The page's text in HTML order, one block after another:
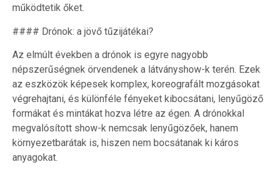
működtetik őket.
#### Drónok: a jövő tűzijátékai?
Az elmúlt években a drónok is egyre nagyobb
népszerűségnek örvendenek a látványshow-k terén. Ezek
az eszközök képesek komplex, koreografált mozgásokat
végrehajtani, és különféle fényeket kibocsátani, lenyűgöző
formákat és mintákat hozva létre az égen. A drónokkal
megvalósított show-k nemcsak lenyűgözőek, hanem
környezetbarátak is, hiszen nem bocsátanak ki káros
anyagokat.